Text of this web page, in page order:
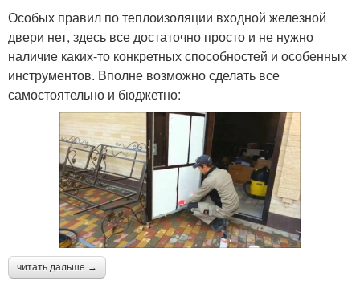
Особых правил по теплоизоляции входной железной
двери нет, здесь все достаточно просто и не нужно
наличие каких-то конкретных способностей и особенных
инструментов. Вполне возможно сделать все
самостоятельно и бюджетно:
читать дальше →